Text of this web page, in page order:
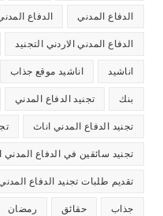
الدفاع المدني الدفاع
الدفاع المدني الاردني التجنيد
اناشيد اناشيد موقع جذاب
بنك تجنيد الدفاع المدني
تجنيد الدفاع المدني اناث
تجنيد سائقين في الدفاع المدني
تقديم طلبات تجنيد الدفاع
جذاب حقائق رمضان